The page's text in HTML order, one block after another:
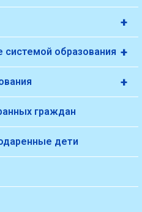
+
+
системой образования
+
граждан
дети